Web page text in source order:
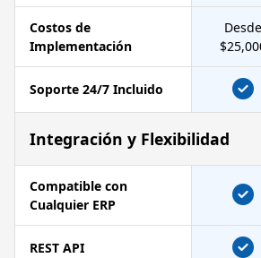
Costos de
Implementación
Desde
Soporte 24/7 Incluido
Integración y Flexibilidad
Compatible con
Cualquier ERP
REST API